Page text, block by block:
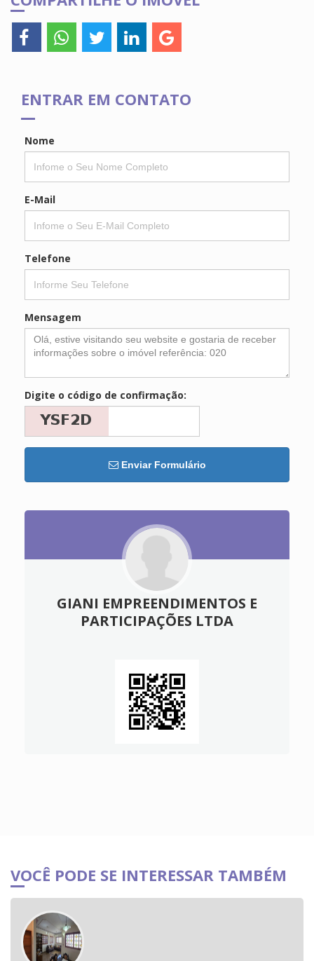
ENTRAR EM CONTATO
Nome
E-Mail
Telefone
Mensagem
Digite o código de confirmação:
Enviar Formulário
GIANI EMPREENDIMENTOS E
PARTICIPAÇÕES LTDA
VOCÊ PODE SE INTERESSAR TAMBÉM